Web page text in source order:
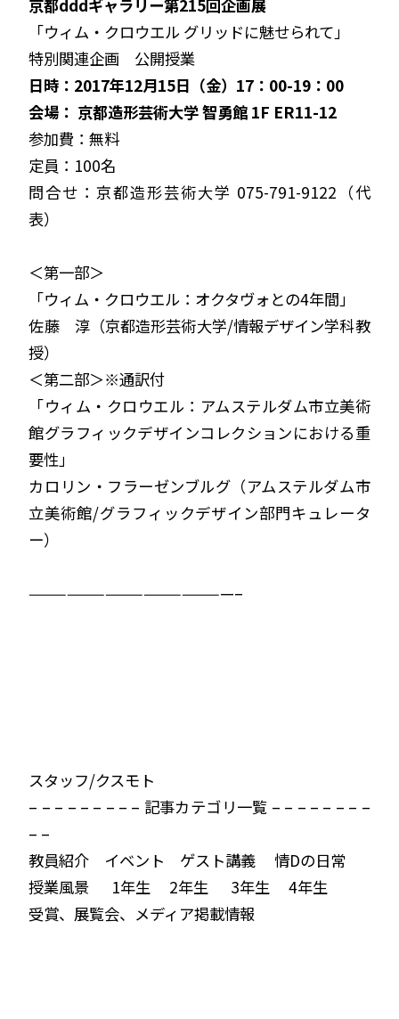
京都dddギャラリー第215回企画展
「ウィム・クロウエル グリッドに魅せられて」
特別関連企画 公開授業
日時：2017年12月15日（金）17：00-19：00
会場： 京都造形芸術大学 智勇館 1F ER11-12
参加費：無料
定員：100名
問合せ：京都造形芸術大学 075-791-9122（代
表）
＜第一部＞
「ウィム・クロウエル：オクタヴォとの4年間」
佐藤 淳（京都造形芸術大学/情報デザイン学科教
授）
＜第二部＞※通訳付
「ウィム・クロウエル：アムステルダム市立美術
館グラフィックデザインコレクションにおける重
要性」
カロリン・フラーゼンブルグ（アムステルダム市
立美術館/グラフィックデザイン部門キュレータ
ー）
————————————————–
スタッフ/クスモト
– – – – – – – – – 記事カテゴリ一覧 – – – – – – – –
– –
教員紹介 イベント ゲスト講義 情Dの日常
授業風景 1年生 2年生 3年生 4年生
受賞、展覧会、メディア掲載情報